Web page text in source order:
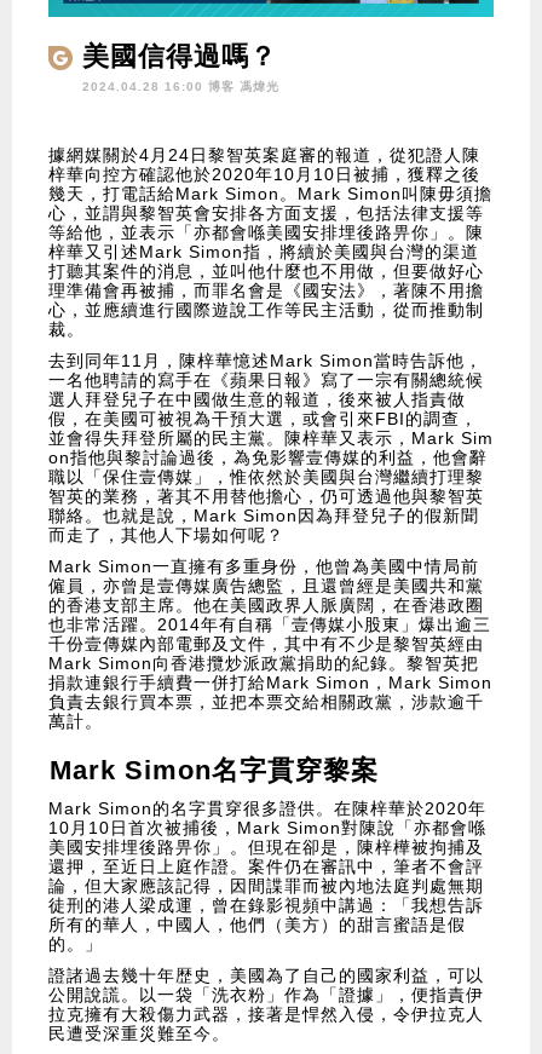
美國信得過嗎？
2024.04.28 16:00 博客 馮煒光
據網媒關於4月24日黎智英案庭審的報道，從犯證人陳
梓華向控方確認他於2020年10月10日被捕，獲釋之後
幾天，打電話給Mark Simon。Mark Simon叫陳毋須擔
心，並謂與黎智英會安排各方面支援，包括法律支援等
等給他，並表示「亦都會喺美國安排埋後路畀你」。陳
梓華又引述Mark Simon指，將續於美國與台灣的渠道
打聽其案件的消息，並叫他什麼也不用做，但要做好心
理準備會再被捕，而罪名會是《國安法》，著陳不用擔
心，並應續進行國際遊說工作等民主活動，從而推動制
裁。
去到同年11月，陳梓華憶述Mark Simon當時告訴他，
一名他聘請的寫手在《蘋果日報》寫了一宗有關總統候
選人拜登兒子在中國做生意的報道，後來被人指責做
假，在美國可被視為干預大選，或會引來FBI的調查，
並會得失拜登所屬的民主黨。陳梓華又表示，Mark Sim
on指他與黎討論過後，為免影響壹傳媒的利益，他會辭
職以「保住壹傳媒」，惟依然於美國與台灣繼續打理黎
智英的業務，著其不用替他擔心，仍可透過他與黎智英
聯絡。也就是說，Mark Simon因為拜登兒子的假新聞
而走了，其他人下場如何呢？
Mark Simon一直擁有多重身份，他曾為美國中情局前
僱員，亦曾是壹傳媒廣告總監，且還曾經是美國共和黨
的香港支部主席。他在美國政界人脈廣闊，在香港政圈
也非常活躍。2014年有自稱「壹傳媒小股東」爆出逾三
千份壹傳媒內部電郵及文件，其中有不少是黎智英經由
Mark Simon向香港攬炒派政黨捐助的紀錄。黎智英把
捐款連銀行手續費一併打給Mark Simon，Mark Simon
負責去銀行買本票，並把本票交給相關政黨，涉款逾千
萬計。
Mark Simon名字貫穿黎案
Mark Simon的名字貫穿很多證供。在陳梓華於2020年
10月10日首次被捕後，Mark Simon對陳說「亦都會喺
美國安排埋後路畀你」。但現在卻是，陳梓樺被拘捕及
還押，至近日上庭作證。案件仍在審訊中，筆者不會評
論，但大家應該記得，因間諜罪而被內地法庭判處無期
徒刑的港人梁成運，曾在錄影視頻中講過：「我想告訴
所有的華人，中國人，他們（美方）的甜言蜜語是假
的。」
證諸過去幾十年歴史，美國為了自己的國家利益，可以
公開說謊。以一袋「洗衣粉」作為「證據」，便指責伊
拉克擁有大殺傷力武器，接著是悍然入侵，令伊拉克人
民遭受深重災難至今。